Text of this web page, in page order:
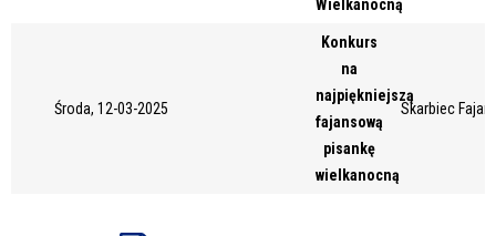
Organizator
Wielkanocną
Środa, 12-03-2025
Konkurs
na
najpiękniejszą
fajansową
pisankę
wielkanocną
Skarbiec